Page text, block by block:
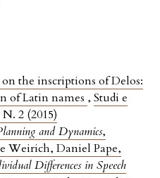
the inscriptions of Delos:
of Latin names , Studi e
2 (2015)
and Dynamics,
Weirich, Daniel Pape,
Differences in Speech